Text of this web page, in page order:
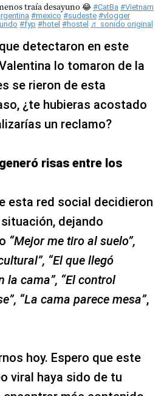
traía desayuno 😂#CatBa #Vietnam
#mexico #sudeste #vlogger
#fyp #hotel #hostel ♬ sonido original
detectaron en este
lo tomaron de la
se rieron de esta
¿te hubieras acostado
un reclamo?
risas entre los
esta red social decidieron
dejando
“Mejor me tiro al suelo”,
“El que llegó
la cama”, “El control
“La cama parece mesa”,
hoy. Espero que este
viral haya sido de tu